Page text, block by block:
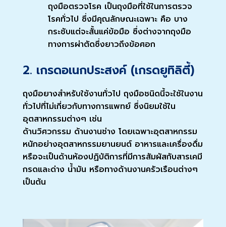
ถุงมือตรวจโรค เป็นถุงมือที่ใช้ในการตรวจ
โรคทั่วไป ซึ่งมีคุณลักษณะเฉพาะ คือ บาง
กระชับแต่จะสั้นแค่ข้อมือ ซึ่งต่างจากถุงมือ
ทางการผ่าตัดซึ่งยาวถึงข้อศอก
2. เกรดอเนกประสงค์ (เกรดยูทิลิตี้)
ถุงมือยางสำหรับใช้งานทั่วไป ถุงมือชนิดนี้จะใช้ในงาน
ทั่วไปที่ไม่เกี่ยวกับทางการแพทย์ ซึ่งนิยมใช้ใน
อุตสาหกรรมต่างๆ เช่น
ด้านวิศวกรรม ด้านงานช่าง โดยเฉพาะอุตสาหกรรม
หนักอย่างอุตสาหกรรมยานยนต์ อาหารและเครื่องดื่ม
หรือจะเป็นด้านห้องปฏิบัติการที่มีการสัมผัสกับสารเคมี
กรดและด่าง น้ำมัน หรือทางด้านงานครัวเรือนต่างๆ
เป็นต้น